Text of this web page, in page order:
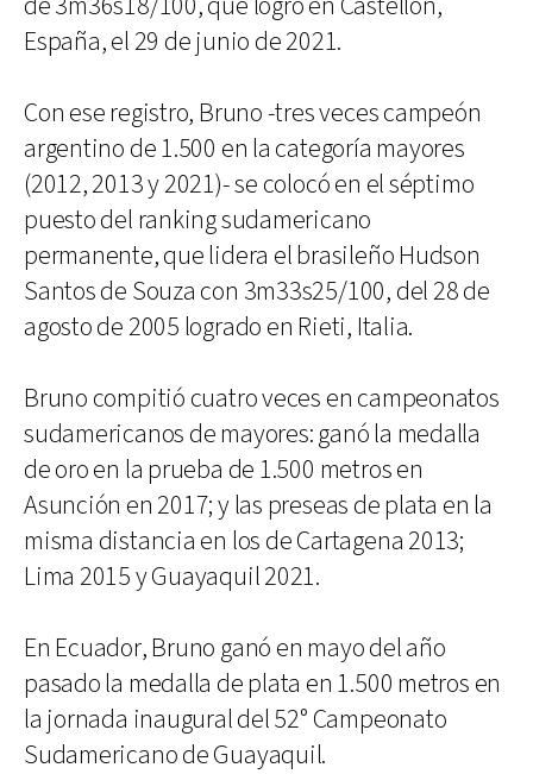
España, el 29 de junio de 2021.
Con ese registro, Bruno -tres veces campeón
argentino de 1.500 en la categoría mayores
(2012, 2013 y 2021)- se colocó en el séptimo
puesto del ranking sudamericano
permanente, que lidera el brasileño Hudson
Santos de Souza con 3m33s25/100, del 28 de
agosto de 2005 logrado en Rieti, Italia.
Bruno compitió cuatro veces en campeonatos
sudamericanos de mayores: ganó la medalla
de oro en la prueba de 1.500 metros en
Asunción en 2017; y las preseas de plata en la
misma distancia en los de Cartagena 2013;
Lima 2015 y Guayaquil 2021.
En Ecuador, Bruno ganó en mayo del año
pasado la medalla de plata en 1.500 metros en
la jornada inaugural del 52° Campeonato
Sudamericano de Guayaquil.